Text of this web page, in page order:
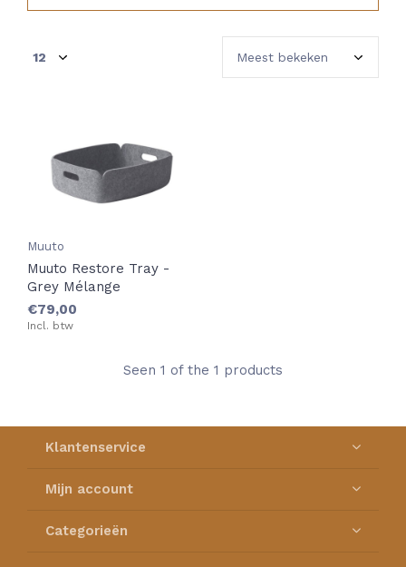
Muuto
Muuto Restore Tray -
Grey Mélange
€79,00
Incl. btw
Seen 1 of the 1 products
Klantenservice
Mijn account
Categorieën